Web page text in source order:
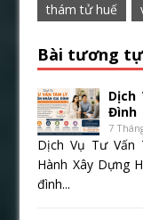
thám tử huế
Bài tương
Dịch
Đình
7
Dịch Vụ Tư Vấn
Hành Xây Dựng
đình...